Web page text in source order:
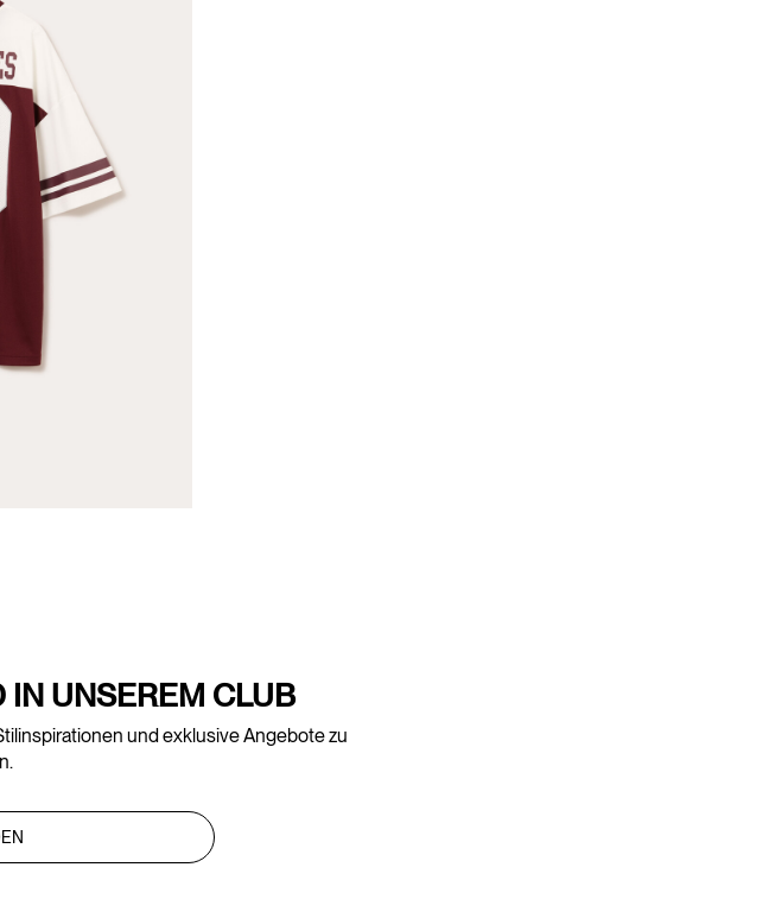
IN UNSEREM CLUB
und exklusive Angebote zu